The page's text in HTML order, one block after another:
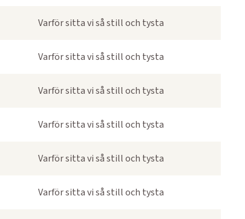
Varför sitta vi så still och tysta
Varför sitta vi så still och tysta
Varför sitta vi så still och tysta
Varför sitta vi så still och tysta
Varför sitta vi så still och tysta
Varför sitta vi så still och tysta